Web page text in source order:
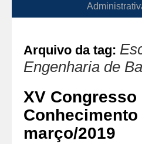
Arquivo da tag:
Engenharia de
XV
março/2019